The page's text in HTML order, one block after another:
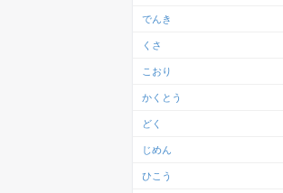
でんき
くさ
こおり
かくとう
どく
じめん
ひこう